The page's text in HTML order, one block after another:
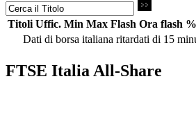
Titoli Uffic. Min Max Flash Ora flash
Dati di borsa italiana ritardati di 15
FTSE Italia All-Share